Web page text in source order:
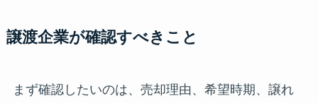
譲渡企業が確認すべきこと
まず確認したいのは、売却理由、希望時期、譲れ